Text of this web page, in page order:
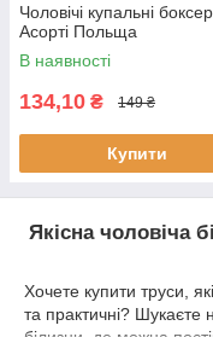
Чоловічі купальні
Асорті Польща
В наявності
134,10 ₴ 149 ₴
Купити
Якісна чоловіча
Хочете купити труси,
та практичні? Шукаєте